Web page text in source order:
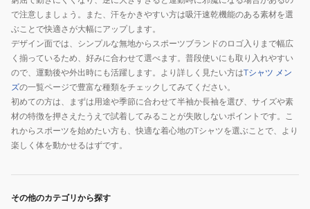
で注意しましょう。また、汗をかきやすい方は吸汗速乾機能のある素材を選
ぶことで快適さが大幅にアップします。
デザイン面では、シンプルな無地からスポーツブランドのロゴ入りまで幅広
く揃っているため、好みに合わせて選べます。普段使いにも取り入れやすい
ので、運動後や外出時にも活躍します。より詳しく見たい方はTシャツ メン
ズの一覧ページで豊富な種類をチェックしてみてください。
初めての方は、まずは用途や季節に合わせて半袖か長袖を選び、サイズや素
材の特徴を押さえたうえで試着してみることが失敗しないポイントです。こ
れからスポーツを始めたい方も、快適な着心地のTシャツを選ぶことで、より
楽しく体を動かせるはずです。
その他のカテゴリから探す